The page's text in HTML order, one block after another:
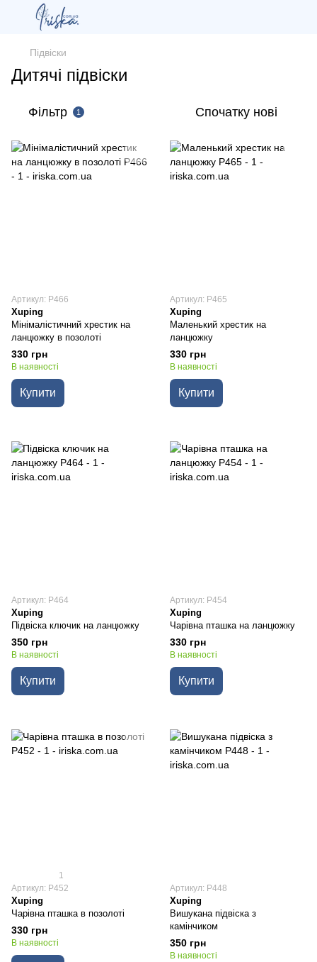
Підвіски
Дитячі підвіски
Фільтр 1 Спочатку нові
Артикул: P466
Xuping
Мінімалістичний хрестик на
ланцюжку в позолоті
330 грн
В наявності
Купити
Артикул: P465
Xuping
Маленький хрестик на
ланцюжку
330 грн
В наявності
Купити
Артикул: P464
Xuping
Підвіска ключик на ланцюжку
350 грн
В наявності
Купити
Артикул: P454
Xuping
Чарівна пташка на ланцюжку
330 грн
В наявності
Купити
1
Артикул: P452
Xuping
Чарівна пташка в позолоті
330 грн
В наявності
Артикул: P448
Xuping
Вишукана підвіска з
камінчиком
350 грн
В наявності